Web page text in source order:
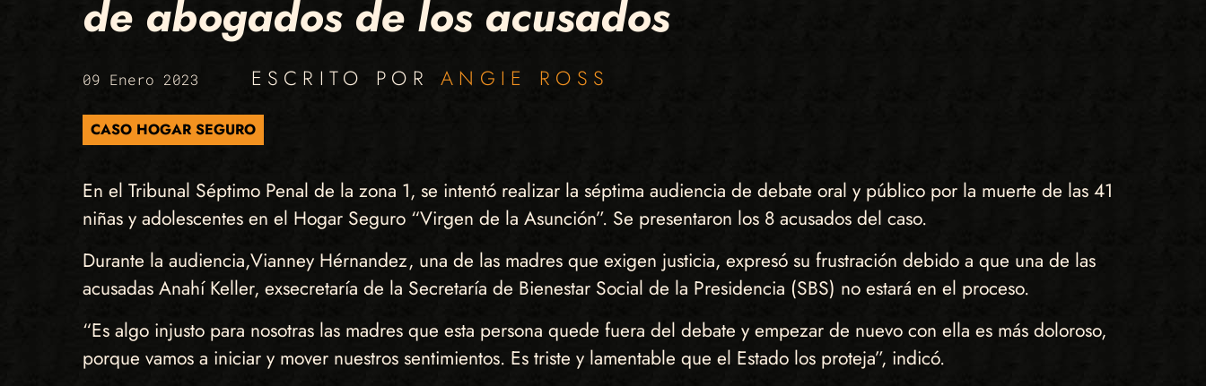
de abogados de los acusados
09 Enero 2023 ESCRITO PORANGIE ROSS
CASO HOGAR SEGURO
En el Tribunal Séptimo Penal de la zona 1, se intentó realizar la séptima audiencia de debate oral y público por la muerte de las 41
niñas y adolescentes en el Hogar Seguro “Virgen de la Asunción”. Se presentaron los 8 acusados del caso.
Durante la audiencia,Vianney Hérnandez, una de las madres que exigen justicia, expresó su frustración debido a que una de las
acusadas Anahí Keller, exsecretaría de la Secretaría de Bienestar Social de la Presidencia (SBS) no estará en el proceso.
“Es algo injusto para nosotras las madres que esta persona quede fuera del debate y empezar de nuevo con ella es más doloroso,
porque vamos a iniciar y mover nuestros sentimientos. Es triste y lamentable que el Estado los proteja”, indicó.